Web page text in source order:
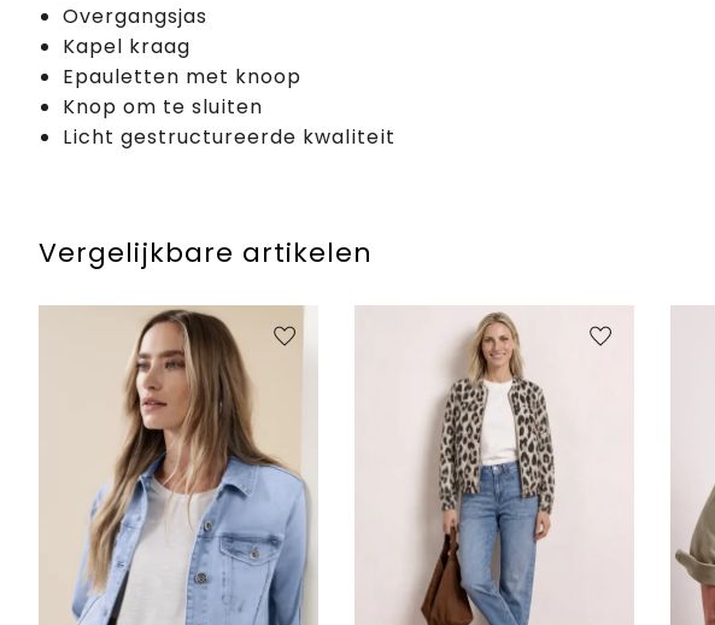
Overgangsjas
Kapel kraag
Epauletten met knoop
Knop om te sluiten
Licht gestructureerde kwaliteit
Vergelijkbare artikelen